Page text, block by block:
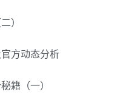
）
方动态分析
籍（一）